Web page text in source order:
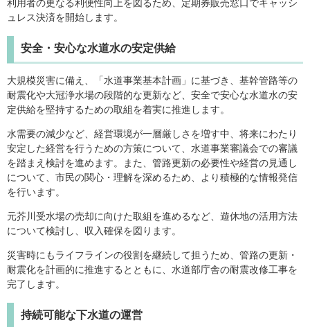
利用者の更なる利便性向上を図るため、定期券販売窓口でキャッシ
ュレス決済を開始します。
安全・安心な水道水の安定供給
大規模災害に備え、「水道事業基本計画」に基づき、基幹管路等の
耐震化や大冠浄水場の段階的な更新など、安全で安心な水道水の安
定供給を堅持するための取組を着実に推進します。
水需要の減少など、経営環境が一層厳しさを増す中、将来にわたり
安定した経営を行うための方策について、水道事業審議会での審議
を踏まえ検討を進めます。また、管路更新の必要性や経営の見通し
について、市民の関心・理解を深めるため、より積極的な情報発信
を行います。
元芥川受水場の売却に向けた取組を進めるなど、遊休地の活用方法
について検討し、収入確保を図ります。
災害時にもライフラインの役割を継続して担うため、管路の更新・
耐震化を計画的に推進するとともに、水道部庁舎の耐震改修工事を
完了します。
持続可能な下水道の運営